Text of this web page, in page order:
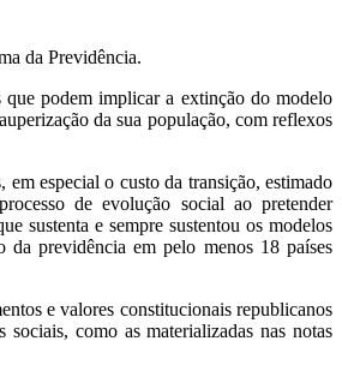
da Previdência.
podem implicar a extinção do modelo
da sua população, com reflexos
em especial o custo da transição, estimado
de evolução social ao pretender
sustenta e sempre sustentou os modelos
previdência em pelo menos 18 países
e valores constitucionais republicanos
como as materializadas nas notas